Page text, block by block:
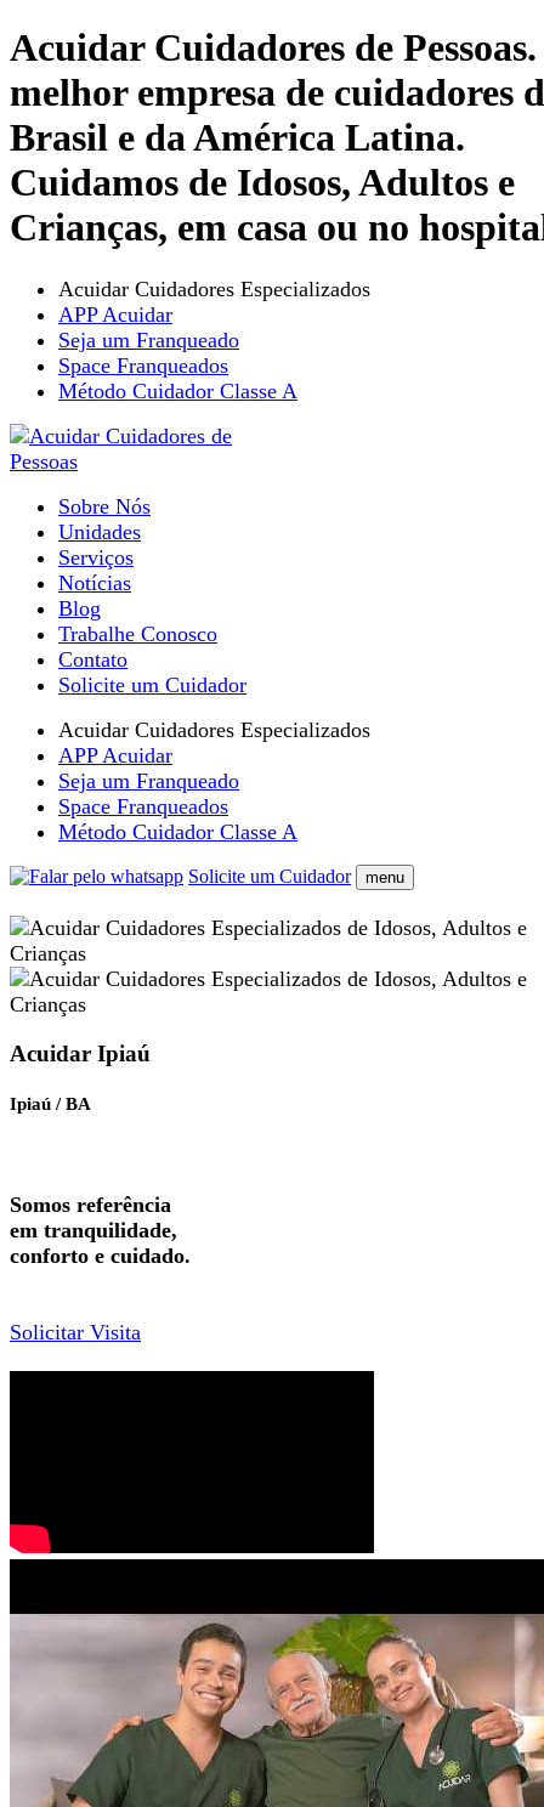
Acuidar Cuidadores de Pessoas.
melhor empresa de cuidadores
Brasil e da América Latina.
Cuidamos de Idosos, Adultos e
Crianças, em casa ou no
Acuidar Cuidadores Especializados
APP Acuidar
Seja um Franqueado
Space Franqueados
Método Cuidador Classe A
Sobre Nós
Unidades
Serviços
Notícias
Blog
Trabalhe Conosco
Contato
Solicite um Cuidador
Acuidar Cuidadores Especializados
APP Acuidar
Seja um Franqueado
Space Franqueados
Método Cuidador Classe A
Solicite um Cuidador menu
Acuidar Ipiaú
Ipiaú / BA
Somos referência
em tranquilidade,
conforto e cuidado.
Solicitar Visita